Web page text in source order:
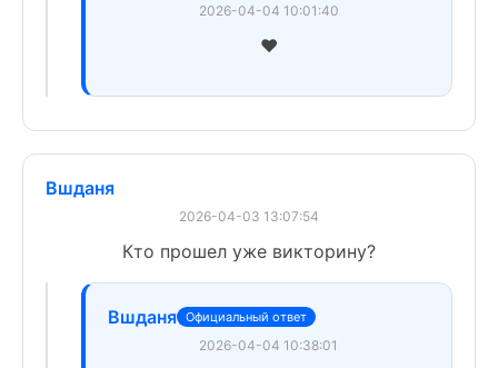
2026-04-04 10:01:40
❤️
Вшданя
2026-04-03 13:07:54
Кто прошел уже викторину?
Вшданя Официальный ответ
2026-04-04 10:38:01